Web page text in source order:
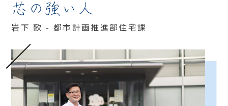
芯の強い人
岩下 歌 - 都市計画推進部住宅課